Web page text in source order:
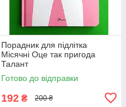
Порадник для підлітка
Місячні Оце так пригода
Талант
Готово до відправки
192 ₴ 200 ₴